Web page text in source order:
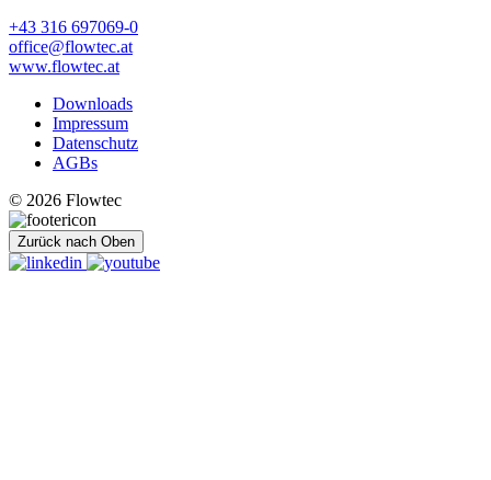
+43 316 697069-0
office@flowtec.at
www.flowtec.at
Downloads
Impressum
Datenschutz
AGBs
© 2026 Flowtec
Zurück nach Oben